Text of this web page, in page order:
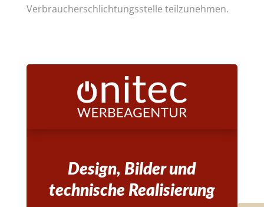
Verbraucherschlichtungsstelle teilzunehmen.
Design, Bilder und
technische Realisierung